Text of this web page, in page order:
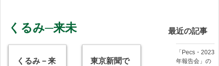
くるみ─来未
くるみ－来
東京新聞で
最近の記事
「Pecs・2023
年報告会」の